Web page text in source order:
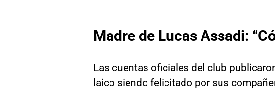
Madre de Lucas Assadi:
Las cuentas oficiales del club
laico siendo felicitado por sus